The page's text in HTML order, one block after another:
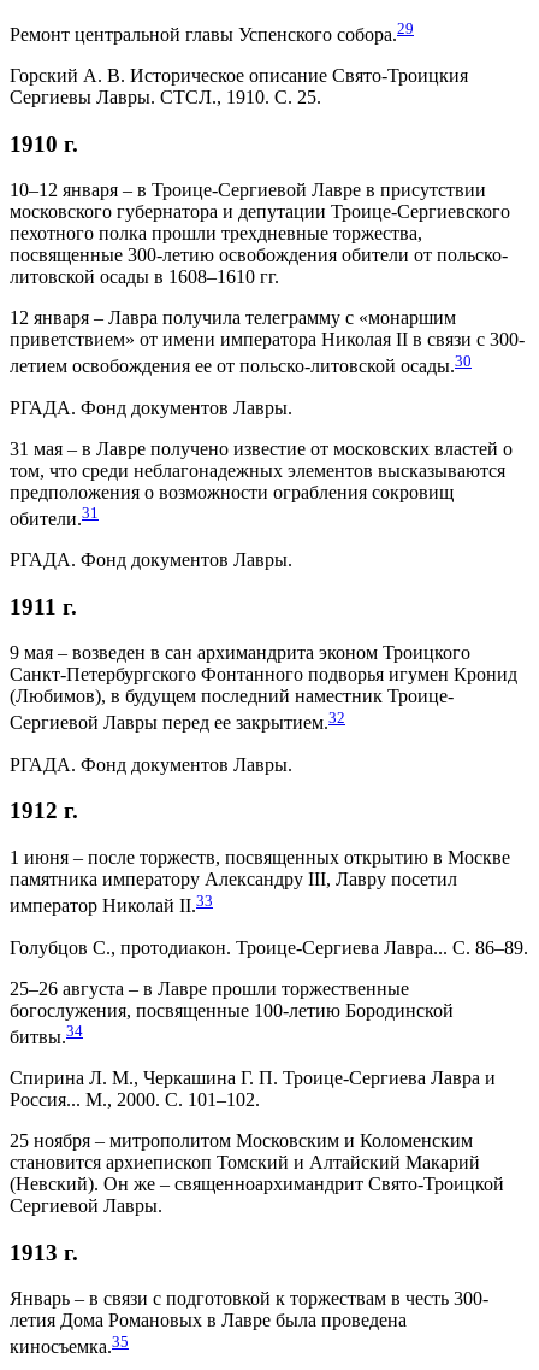
Ремонт центральной главы Успенского собора.29
Горский А. В. Историческое описание Свято-Троицкия
Сергиевы Лавры. СТСЛ., 1910. С. 25.
1910 г.
10–12 января – в Троице-Сергиевой Лавре в присутствии
московского губернатора и депутации Троице-Сергиевского
пехотного полка прошли трехдневные торжества,
посвященные 300-летию освобождения обители от польско-
литовской осады в 1608–1610 гг.
12 января – Лавра получила телеграмму с «монаршим
приветствием» от имени императора Николая II в связи с 300-
летием освобождения ее от польско-литовской осады.30
РГАДА. Фонд документов Лавры.
31 мая – в Лавре получено известие от московских властей о
том, что среди неблагонадежных элементов высказываются
предположения о возможности ограбления сокровищ
обители.31
РГАДА. Фонд документов Лавры.
1911 г.
9 мая – возведен в сан архимандрита эконом Троицкого
Санкт-Петербургского Фонтанного подворья игумен Кронид
(Любимов), в будущем последний наместник Троице-
Сергиевой Лавры перед ее закрытием.32
РГАДА. Фонд документов Лавры.
1912 г.
1 июня – после торжеств, посвященных открытию в Москве
памятника императору Александру III, Лавру посетил
император Николай II.33
Голубцов С., протодиакон. Троице-Сергиева Лавра... С. 86–89.
25–26 августа – в Лавре прошли торжественные
богослужения, посвященные 100-летию Бородинской
битвы.34
Спирина Л. M., Черкашина Г. П. Троице-Сергиева Лавра и
Россия... М., 2000. С. 101–102.
25 ноября – митрополитом Московским и Коломенским
становится архиепископ Томский и Алтайский Макарий
(Невский). Он же – священноархимандрит Свято-Троицкой
Сергиевой Лавры.
1913 г.
Январь – в связи с подготовкой к торжествам в честь 300-
летия Дома Романовых в Лавре была проведена
киносъемка.35